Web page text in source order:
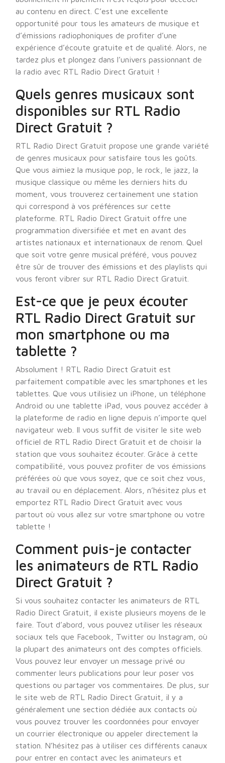
au contenu en direct. C’est une excellente
opportunité pour tous les amateurs de musique et
d’émissions radiophoniques de profiter d’une
expérience d’écoute gratuite et de qualité. Alors, ne
tardez plus et plongez dans l’univers passionnant de
la radio avec RTL Radio Direct Gratuit !
Quels genres musicaux sont
disponibles sur RTL Radio
Direct Gratuit ?
RTL Radio Direct Gratuit propose une grande variété
de genres musicaux pour satisfaire tous les goûts.
Que vous aimiez la musique pop, le rock, le jazz, la
musique classique ou même les derniers hits du
moment, vous trouverez certainement une station
qui correspond à vos préférences sur cette
plateforme. RTL Radio Direct Gratuit offre une
programmation diversifiée et met en avant des
artistes nationaux et internationaux de renom. Quel
que soit votre genre musical préféré, vous pouvez
être sûr de trouver des émissions et des playlists qui
vous feront vibrer sur RTL Radio Direct Gratuit.
Est-ce que je peux écouter
RTL Radio Direct Gratuit sur
mon smartphone ou ma
tablette ?
Absolument ! RTL Radio Direct Gratuit est
parfaitement compatible avec les smartphones et les
tablettes. Que vous utilisiez un iPhone, un téléphone
Android ou une tablette iPad, vous pouvez accéder à
la plateforme de radio en ligne depuis n’importe quel
navigateur web. Il vous suffit de visiter le site web
officiel de RTL Radio Direct Gratuit et de choisir la
station que vous souhaitez écouter. Grâce à cette
compatibilité, vous pouvez profiter de vos émissions
préférées où que vous soyez, que ce soit chez vous,
au travail ou en déplacement. Alors, n’hésitez plus et
emportez RTL Radio Direct Gratuit avec vous
partout où vous allez sur votre smartphone ou votre
tablette !
Comment puis-je contacter
les animateurs de RTL Radio
Direct Gratuit ?
Si vous souhaitez contacter les animateurs de RTL
Radio Direct Gratuit, il existe plusieurs moyens de le
faire. Tout d’abord, vous pouvez utiliser les réseaux
sociaux tels que Facebook, Twitter ou Instagram, où
la plupart des animateurs ont des comptes officiels.
Vous pouvez leur envoyer un message privé ou
commenter leurs publications pour leur poser vos
questions ou partager vos commentaires. De plus, sur
le site web de RTL Radio Direct Gratuit, il y a
généralement une section dédiée aux contacts où
vous pouvez trouver les coordonnées pour envoyer
un courrier électronique ou appeler directement la
station. N’hésitez pas à utiliser ces différents canaux
pour entrer en contact avec les animateurs et